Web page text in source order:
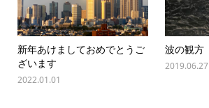
新年あけましておめでとうご
ざいます
2022.01.01
波の観方
2019.06.27